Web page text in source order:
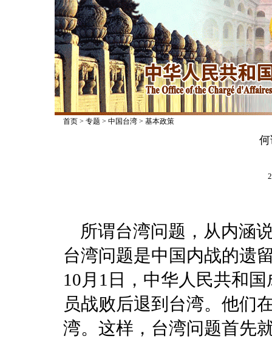
首页> 专题 > 中国台湾> 基本政策
所谓台湾问题，从内涵
台湾问题是中国内战的遗
10月1日，中华人民共和
员战败后退到台湾。他们
湾。这样，台湾问题首先